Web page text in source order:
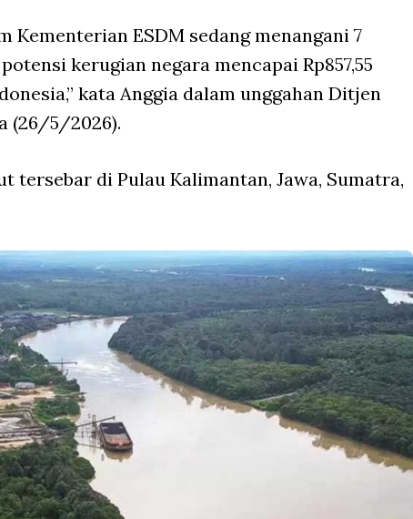
Kementerian ESDM sedang menangani 7
kerugian negara mencapai Rp857,55
kata Anggia dalam unggahan Ditjen
(26/5/2026).
tersebar di Pulau Kalimantan, Jawa, Sumatra,